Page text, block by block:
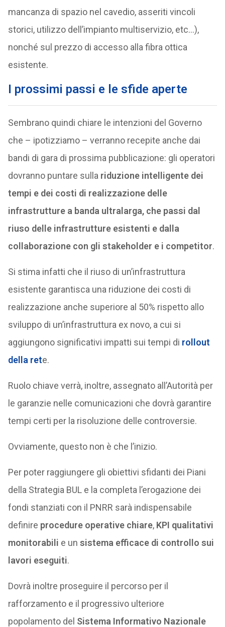
mancanza di spazio nel cavedio, asseriti vincoli
storici, utilizzo dell’impianto multiservizio, etc…),
nonché sul prezzo di accesso alla fibra ottica
esistente.
I prossimi passi e le sfide aperte
Sembrano quindi chiare le intenzioni del Governo
che – ipotizziamo – verranno recepite anche dai
bandi di gara di prossima pubblicazione: gli operatori
dovranno puntare sulla riduzione intelligente dei
tempi e dei costi di realizzazione delle
infrastrutture a banda ultralarga, che passi dal
riuso delle infrastrutture esistenti e dalla
collaborazione con gli stakeholder e i competitor.
Si stima infatti che il riuso di un’infrastruttura
esistente garantisca una riduzione dei costi di
realizzazione anche superiore al 50% rispetto allo
sviluppo di un’infrastruttura ex novo, a cui si
aggiungono significativi impatti sui tempi di rollout
della rete.
Ruolo chiave verrà, inoltre, assegnato all’Autorità per
le garanzie nelle comunicazioni che dovrà garantire
tempi certi per la risoluzione delle controversie.
Ovviamente, questo non è che l’inizio.
Per poter raggiungere gli obiettivi sfidanti dei Piani
della Strategia BUL e la completa l’erogazione dei
fondi stanziati con il PNRR sarà indispensabile
definire procedure operative chiare, KPI qualitativi
monitorabili e un sistema efficace di controllo sui
lavori eseguiti.
Dovrà inoltre proseguire il percorso per il
rafforzamento e il progressivo ulteriore
popolamento del Sistema Informativo Nazionale